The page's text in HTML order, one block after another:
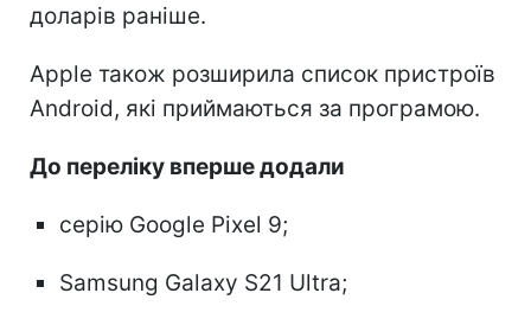
доларів раніше.
Apple також розширила список пристроїв
Android, які приймаються за програмою.
До переліку вперше додали
серію Google Pixel 9;
Samsung Galaxy S21 Ultra;